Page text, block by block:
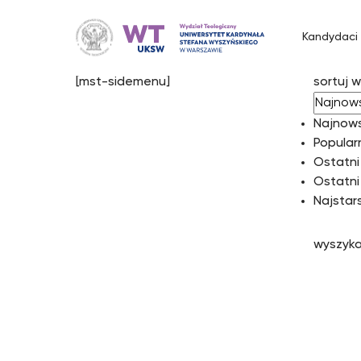
Kandydaci
[mst-sidemenu] sortuj
Ostatni
Ostatni